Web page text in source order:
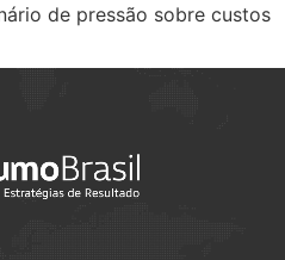
de pressão sobre custos